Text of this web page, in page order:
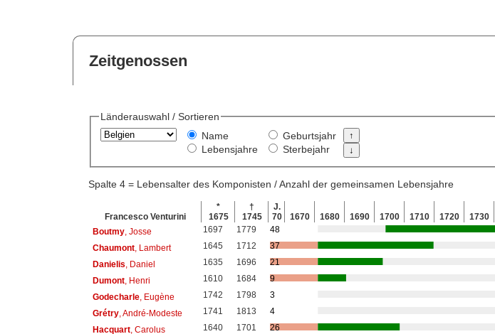
Zeitgenossen
Länderauswahl / Sortieren
Name
Lebensjahre
Geburtsjahr
Sterbejahr
Spalte 4 = Lebensalter des Komponisten / Anzahl der gemeinsamen Lebensjahre
Francesco Venturini
*
1675
†
1745
J.
70
1670 1680 1690 1700 1710 1720 1730
Boutmy, Josse 1697 1779
48
Chaumont, Lambert 1645 1712
37
Danielis , Daniel 1635 1696
21
Dumont, Henri 1610 1684
9
Godecharle, Eugène 1742 1798
3
Grétry, André-Modeste 1741 1813
4
Hacquart, Carolus 1640 1701
26